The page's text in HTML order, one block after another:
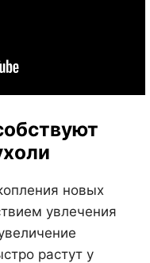
новых
увлечения
растут у